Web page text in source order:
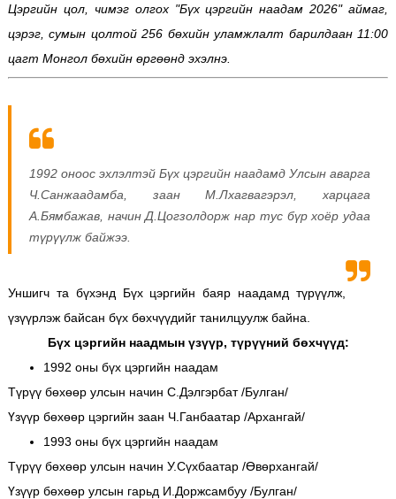
Цэргийн цол, чимэг олгох "Бүх цэргийн наадам 2026" аймаг,
цэрэг, сумын цолтой 256 бөхийн уламжлалт барилдаан 11:00
цагт Монгол бөхийн өргөөнд эхэлнэ.
1992 оноос эхлэлтэй Бүх цэргийн наадамд Улсын аварга
Ч.Санжаадамба, заан М.Лхагвагэрэл, харцага
А.Бямбажав, начин Д.Цогзолдорж нар тус бүр хоёр удаа
түрүүлж байжээ.
Уншигч та бүхэнд Бүх цэргийн баяр наадамд түрүүлж,
үзүүрлэж байсан бүх бөхчүүдийг танилцуулж байна.
Бүх цэргийн наадмын үзүүр, түрүүний бөхчүүд:
1992 оны бүх цэргийн наадам
Түрүү бөхөөр улсын начин С.Дэлгэрбат /Булган/
Үзүүр бөхөөр цэргийн заан Ч.Ганбаатар /Архангай/
1993 оны бүх цэргийн наадам
Түрүү бөхөөр улсын начин У.Сүхбаатар /Өвөрхангай/
Үзүүр бөхөөр улсын гарьд И.Доржсамбуу /Булган/